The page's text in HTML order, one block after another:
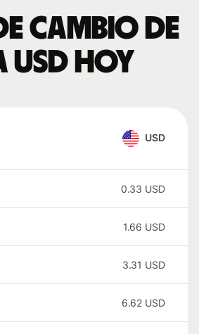
cambio de
a USD hoy
USD
0.33 USD
1.66 USD
3.31 USD
6.62 USD